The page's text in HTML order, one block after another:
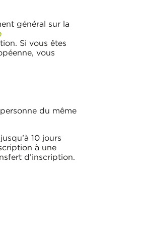
général sur la
Si vous êtes
vous
du même
10 jours
à une
d’inscription.